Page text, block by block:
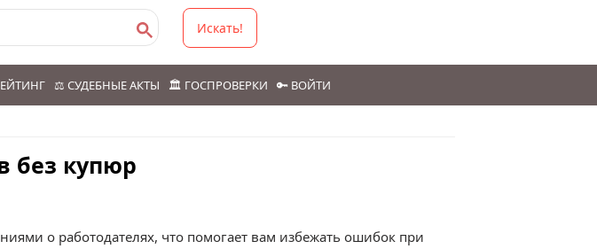
Искать!
⚖️ СУДЕБНЫЕ АКТЫ 🏛️ ГОСПРОВЕРКИ 🔑 ВОЙТИ
без купюр
о работодателях, что помогает вам избежать ошибок при